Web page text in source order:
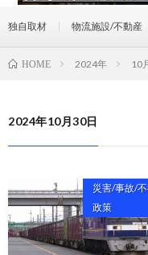
独自取材 物流施設/不動産
HOME 2024年 10
2024年10月30日
災害/事故/
政策